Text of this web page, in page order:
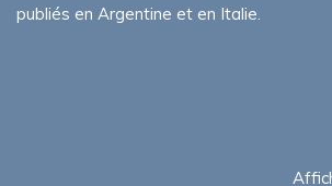
publiés en Argentine et en Italie.